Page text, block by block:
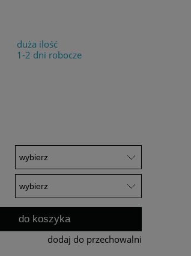
duża ilość
1-2 dni robocze
do koszyka
dodaj do przechowalni